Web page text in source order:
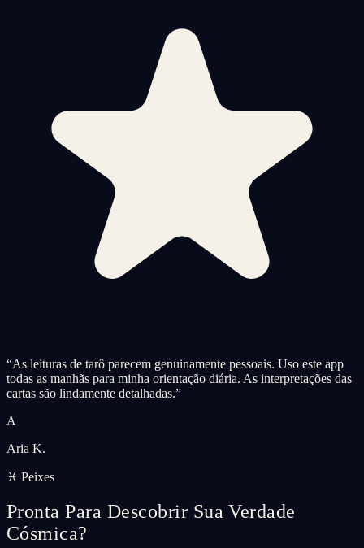
“As leituras de tarô parecem genuinamente pessoais. Uso este app
todas as manhãs para minha orientação diária. As interpretações das
cartas são lindamente detalhadas.”
A
Aria K.
♓ Peixes
Pronta Para Descobrir Sua Verdade
Cósmica?